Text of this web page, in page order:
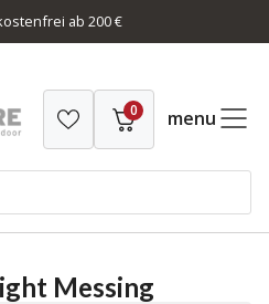
ab 200 €
0 menu
Messing